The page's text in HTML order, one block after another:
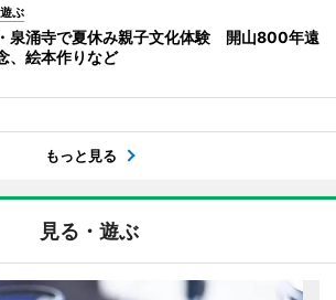
ぶ
泉涌寺で夏休み親子文化体験 開山800年遠
、絵本作りなど
もっと見る
見る・遊ぶ